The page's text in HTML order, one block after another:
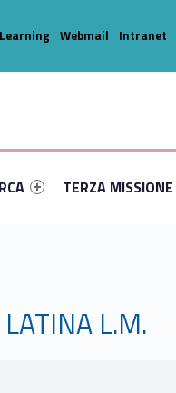
primary-97376-14
#link-menu-
Link identifier
TERZA MISSIONE
Webmail Intranet
L.M.